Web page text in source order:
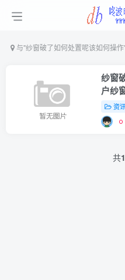
与"纱窗破了如何处置呢该如何操
纱窗
户纱
资
共1